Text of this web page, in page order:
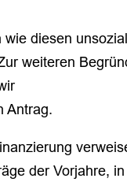
wie diesen
weiteren
Antrag.
der Vorjahre,